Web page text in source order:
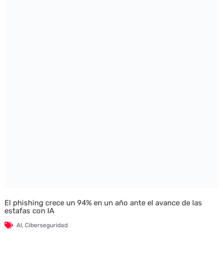
El phishing crece un 94% en un año ante el avance de las
estafas con IA
AI, Ciberseguridad